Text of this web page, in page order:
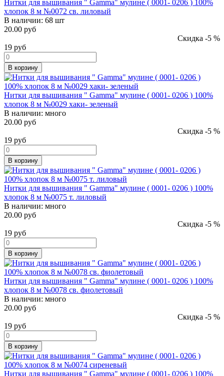
Нитки для вышивания " Gamma" мулине ( 0001- 0206 ) 100%
хлопок 8 м №0072 св. лиловый
В наличии: 68 шт
20.00 руб
Скидка -5 %
19 руб
В корзину
Нитки для вышивания " Gamma" мулине ( 0001- 0206 ) 100%
хлопок 8 м №0029 хаки- зеленый
В наличии: много
20.00 руб
Скидка -5 %
19 руб
В корзину
Нитки для вышивания " Gamma" мулине ( 0001- 0206 ) 100%
хлопок 8 м №0075 т. лиловый
В наличии: много
20.00 руб
Скидка -5 %
19 руб
В корзину
Нитки для вышивания " Gamma" мулине ( 0001- 0206 ) 100%
хлопок 8 м №0078 св. фиолетовый
В наличии: много
20.00 руб
Скидка -5 %
19 руб
В корзину
Нитки для вышивания " Gamma" мулине ( 0001- 0206 ) 100%